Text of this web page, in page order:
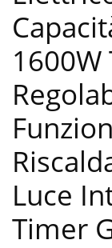
Luce
Timer